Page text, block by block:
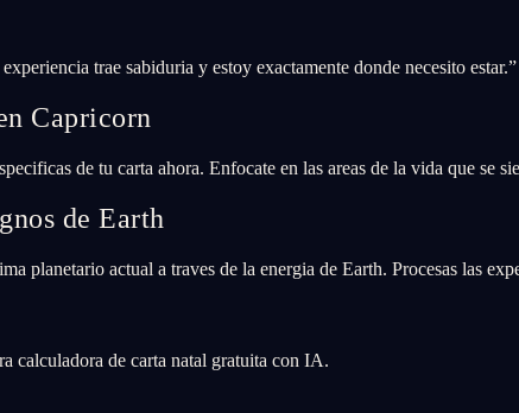
trae sabiduria y estoy exactamente donde necesito estar.”
Capricorn
de tu carta ahora. Enfocate en las areas de la vida que se
de Earth
planetario actual a traves de la energia de Earth. Procesas las
calculadora de carta natal gratuita con IA.